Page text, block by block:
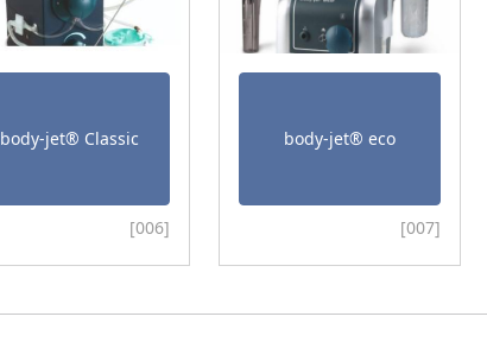
body-jet® Classic
[006]
body-jet® eco
[007]